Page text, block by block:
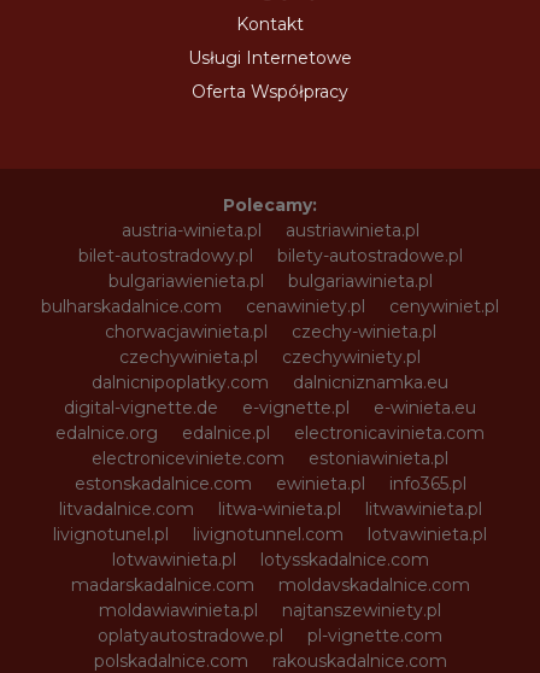
Kontakt
Usługi Internetowe
Oferta Współpracy
Polecamy:
austria-winieta.pl
austriawinieta.pl
bilet-autostradowy.pl
bilety-autostradowe.pl
bulgariawienieta.pl
bulgariawinieta.pl
bulharskadalnice.com
cenawiniety.pl
cenywiniet.pl
chorwacjawinieta.pl
czechy-winieta.pl
czechywinieta.pl
czechywiniety.pl
dalnicnipoplatky.com
dalnicniznamka.eu
digital-vignette.de
e-vignette.pl
e-winieta.eu
edalnice.org
edalnice.pl
electronicavinieta.com
electroniceviniete.com
estoniawinieta.pl
estonskadalnice.com
ewinieta.pl
info365.pl
litvadalnice.com
litwa-winieta.pl
litwawinieta.pl
livignotunel.pl
livignotunnel.com
lotvawinieta.pl
lotwawinieta.pl
lotysskadalnice.com
madarskadalnice.com
moldavskadalnice.com
moldawiawinieta.pl
najtanszewiniety.pl
oplatyautostradowe.pl
pl-vignette.com
polskadalnice.com
rakouskadalnice.com